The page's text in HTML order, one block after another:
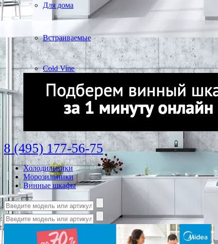
Для дома
Встраиваемые
Cold Vine
8 (495) 177-56-75
Холодильники
Морозильники
Винные шкафы